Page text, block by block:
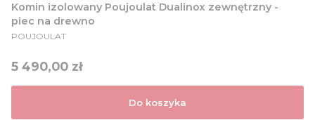
Komin izolowany Poujoulat Dualinox zewnętrzny -
piec na drewno
PRODUCENT
POUJOULAT
Cena
5 490,00 zł
Do koszyka